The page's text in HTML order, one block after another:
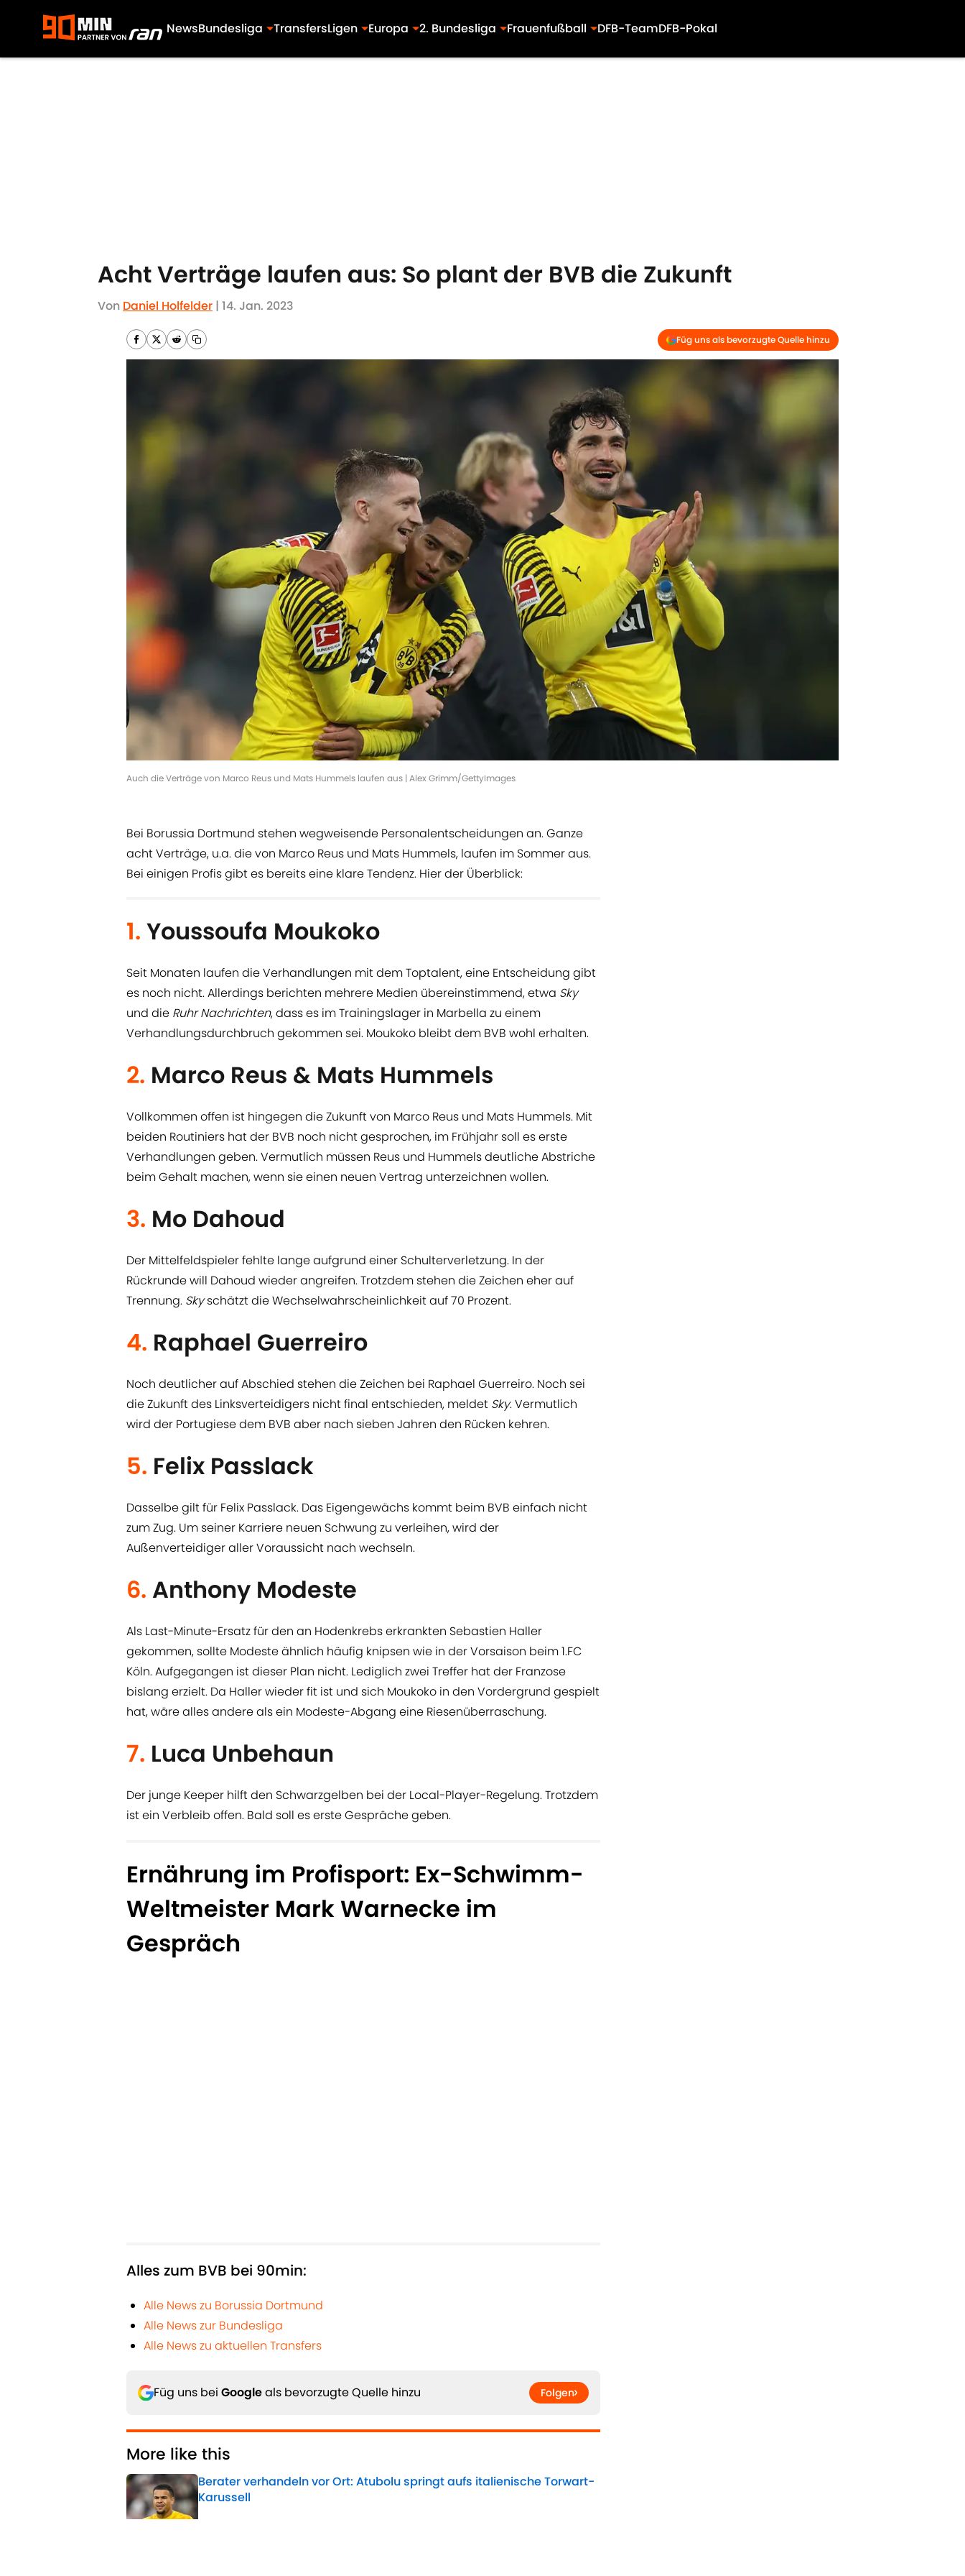
NewsBundesliga TransfersLigen Europa 2. Bundesliga Frauenfußball DFB-TeamDFB-Pokal
Acht Verträge laufen aus: So plant der BVB die Zukunft
Von Daniel Holfelder | 14. Jan. 2023
Füg uns als bevorzugte Quelle hinzu
Auch die Verträge von Marco Reus und Mats Hummels laufen aus | Alex Grimm/GettyImages
Bei Borussia Dortmund stehen wegweisende Personalentscheidungen an. Ganze
acht Verträge, u.a. die von Marco Reus und Mats Hummels, laufen im Sommer aus.
Bei einigen Profis gibt es bereits eine klare Tendenz. Hier der Überblick:
1. Youssoufa Moukoko
Seit Monaten laufen die Verhandlungen mit dem Toptalent, eine Entscheidung gibt
es noch nicht. Allerdings berichten mehrere Medien übereinstimmend, etwa Sky
und die Ruhr Nachrichten, dass es im Trainingslager in Marbella zu einem
Verhandlungsdurchbruch gekommen sei. Moukoko bleibt dem BVB wohl erhalten.
2. Marco Reus & Mats Hummels
Vollkommen offen ist hingegen die Zukunft von Marco Reus und Mats Hummels. Mit
beiden Routiniers hat der BVB noch nicht gesprochen, im Frühjahr soll es erste
Verhandlungen geben. Vermutlich müssen Reus und Hummels deutliche Abstriche
beim Gehalt machen, wenn sie einen neuen Vertrag unterzeichnen wollen.
3. Mo Dahoud
Der Mittelfeldspieler fehlte lange aufgrund einer Schulterverletzung. In der
Rückrunde will Dahoud wieder angreifen. Trotzdem stehen die Zeichen eher auf
Trennung. Skyschätzt die Wechselwahrscheinlichkeit auf 70 Prozent.
4. Raphael Guerreiro
Noch deutlicher auf Abschied stehen die Zeichen bei Raphael Guerreiro. Noch sei
die Zukunft des Linksverteidigers nicht final entschieden, meldet Sky. Vermutlich
wird der Portugiese dem BVB aber nach sieben Jahren den Rücken kehren.
5. Felix Passlack
Dasselbe gilt für Felix Passlack. Das Eigengewächs kommt beim BVB einfach nicht
zum Zug. Um seiner Karriere neuen Schwung zu verleihen, wird der
Außenverteidiger aller Voraussicht nach wechseln.
6. Anthony Modeste
Als Last-Minute-Ersatz für den an Hodenkrebs erkrankten Sebastien Haller
gekommen, sollte Modeste ähnlich häufig knipsen wie in der Vorsaison beim 1.FC
Köln. Aufgegangen ist dieser Plan nicht. Lediglich zwei Treffer hat der Franzose
bislang erzielt. Da Haller wieder fit ist und sich Moukoko in den Vordergrund gespielt
hat, wäre alles andere als ein Modeste-Abgang eine Riesenüberraschung.
7. Luca Unbehaun
Der junge Keeper hilft den Schwarzgelben bei der Local-Player-Regelung. Trotzdem
ist ein Verbleib offen. Bald soll es erste Gespräche geben.
Ernährung im Profisport: Ex-Schwimm-
Weltmeister Mark Warnecke im
Gespräch
Alles zum BVB bei 90min:
Alle News zu Borussia Dortmund
Alle News zur Bundesliga
Alle News zu aktuellen Transfers
Füg uns bei Googleals bevorzugte Quelle hinzu Folgen
More like this
Berater verhandeln vor Ort: Atubolu springt aufs italienische Torwart-
Karussell